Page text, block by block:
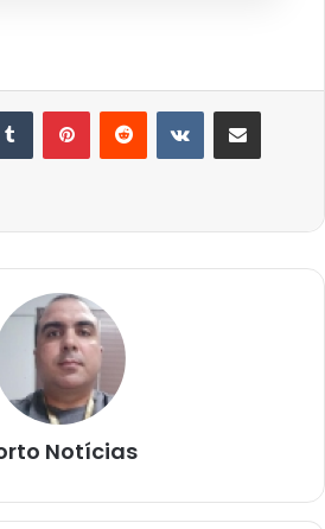
Tumblr PinterestReddit VK Compartilhar via e-mail
Notícias